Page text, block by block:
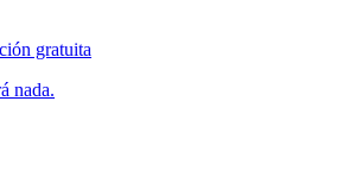
gratuita
nada.